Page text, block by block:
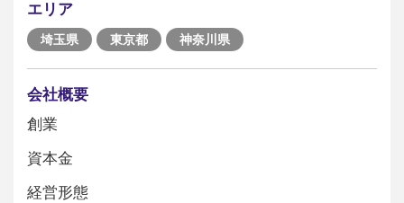
エリア
埼玉県 東京都 神奈川県
会社概要
創業
資本金
経営形態